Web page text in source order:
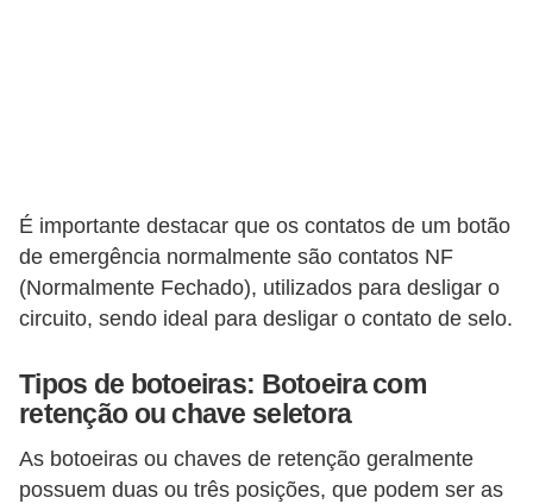
É importante destacar que os contatos de um botão
de emergência normalmente são contatos NF
(Normalmente Fechado), utilizados para desligar o
circuito, sendo ideal para desligar o contato de selo.
Tipos de botoeiras: Botoeira com
retenção ou chave seletora
As botoeiras ou chaves de retenção geralmente
possuem duas ou três posições, que podem ser as
m
o
–
l
e
t
r